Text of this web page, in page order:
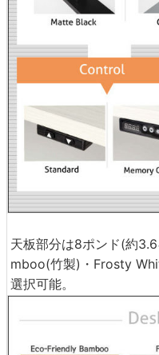
天板部分は8ポンド(約
mboo(竹製)・Frosty
選択可能。